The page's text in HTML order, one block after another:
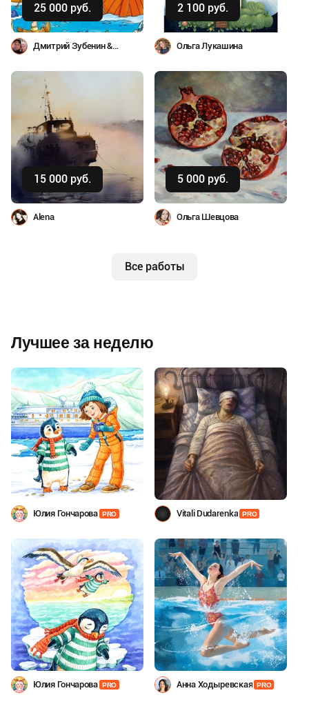
25 000 руб.
Дмитрий Зубенин &
2 100 руб.
Ольга Лукашина
15 000 руб.
Купить
Alena
5 000 руб.
Купить
Ольга Шевцова
Все работы
Лучшее за неделю
Юлия Гончарова PRO Vitali Dudarenka PRO
Юлия Гончарова PRO Анна Ходыревская PRO